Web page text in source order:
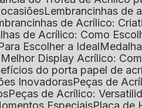
Lembrancinhas
de Acrílico:
de Acrílico: Como
Escolher a Ideal
O Melhor Display Acrílico:
do porta papel de
Inovadoras
Peças de
Peças de Acrílico:
Especiais
Placa